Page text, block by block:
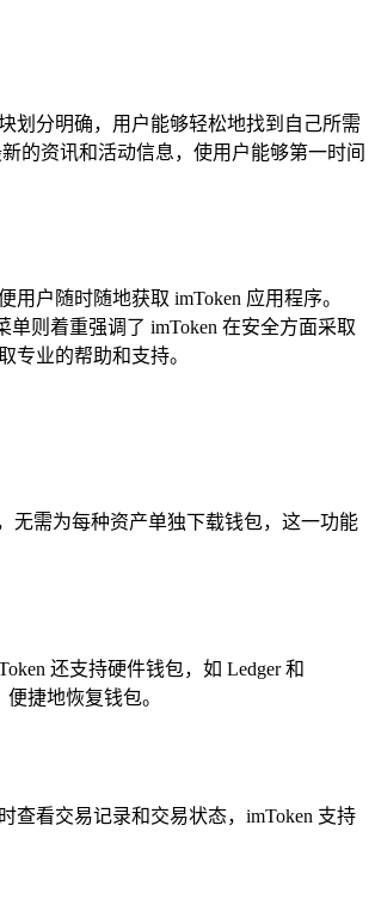
划分明确，用户能够轻松地找到自己所需
的资讯和活动信息，使用户能够第一时间
户随时随地获取 imToken 应用程序。
则着重强调了 imToken 在安全方面采取
专业的帮助和支持。
无需为每种资产单独下载钱包，这一功能
还支持硬件钱包，如 Ledger 和
捷地恢复钱包。
查看交易记录和交易状态，imToken 支持